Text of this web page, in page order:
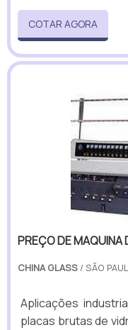
COTAR AGORA
PREÇO DE MAQUINA
CHINA GLASS / SÃO
Aplicações
placas brutas de